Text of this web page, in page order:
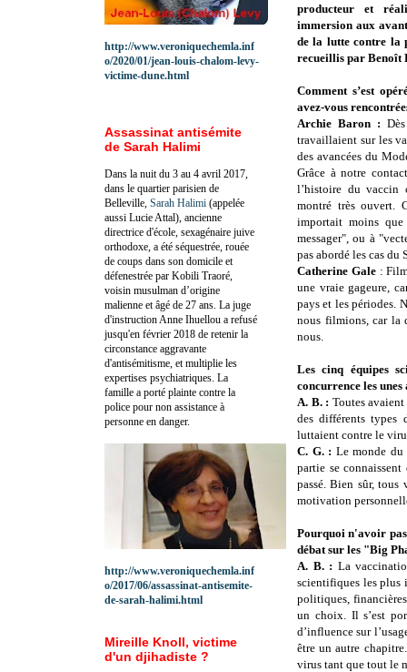
producteur et
immersion aux
de la lutte contre la
recueillis par Benoît
Comment s’est
avez-vous
Archie Baron :
travaillaient sur les
des avancées du
Grâce à notre
l’histoire du vaccin
montré très ouvert.
importait moins
messager", ou à
pas abordé les cas
Catherine Gale:
une vraie gageure,
pays et les périodes.
nous filmions, car la
nous.
Les cinq équipes
concurrence les unes
A. B. : Toutes
des différents
luttaient contre le
C. G. : Le monde
partie se
passé. Bien sûr,
motivation
Pourquoi n'avoir pas
débat sur les "Big
A. B. : La
scientifiques les plus
politiques,
un choix. Il s’est
d’influence sur
être un autre
virus tant que tout le
http://www.veroniquechemla.inf
o/2020/01/jean-louis-chalom-levy-
victime-dune.html
Assassinat antisémite
de Sarah Halimi
Dans la nuit du 3 au 4 avril 2017,
dans le quartier parisien de
Belleville, Sarah Halimi (appelée
aussi Lucie Attal), ancienne
directrice d'école, sexagénaire juive
orthodoxe, a été séquestrée, rouée
de coups dans son domicile et
défenestrée par Kobili Traoré,
voisin musulman d’origine
malienne et âgé de 27 ans. La juge
d'instruction Anne Ihuellou a refusé
jusqu'en février 2018 de retenir la
circonstance aggravante
d'antisémitisme, et multiplie les
expertises psychiatriques. La
famille a porté plainte contre la
police pour non assistance à
personne en danger.
http://www.veroniquechemla.inf
o/2017/06/assassinat-antisemite-
de-sarah-halimi.html
Mireille Knoll, victime
d'un djihadiste ?